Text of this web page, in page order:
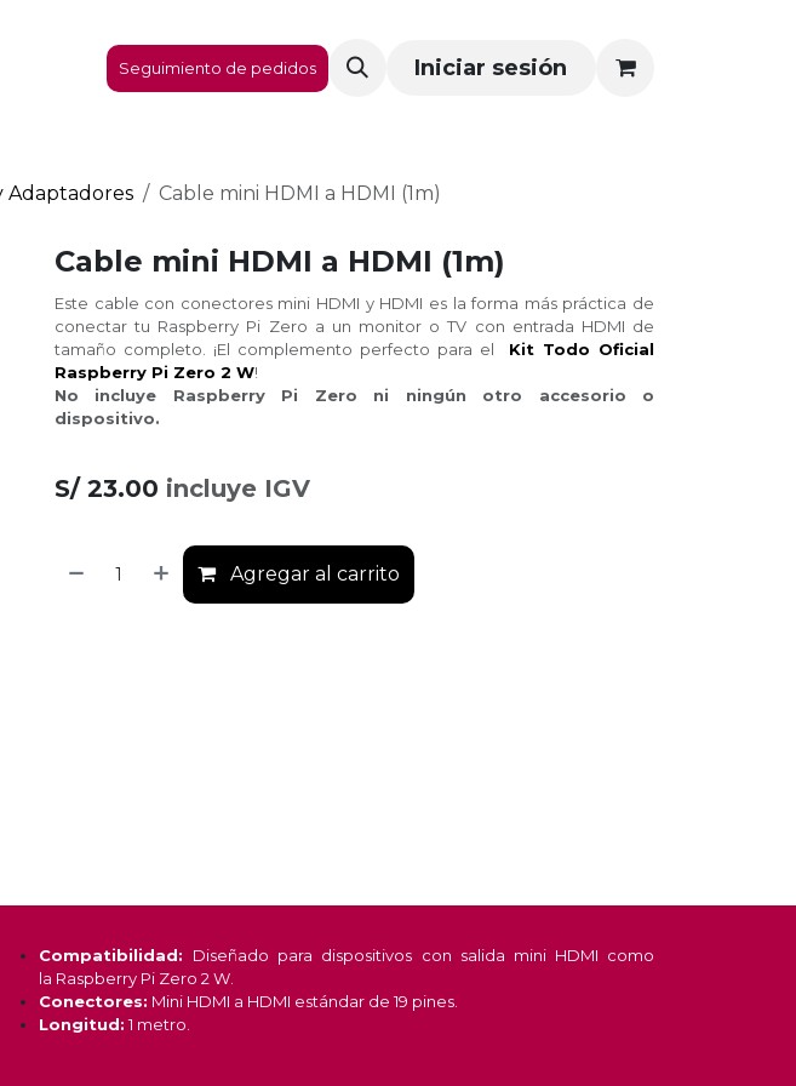
Seguimiento de pedidos Iniciar sesión
Adaptadores Cable mini HDMI a HDMI (1m)
Cable mini HDMI a HDMI (1m)
Este cable con conectores mini HDMI y HDMI es la forma más práctica de
conectar tu Raspberry Pi Zero a un monitor o TV con entrada HDMI de
tamaño completo. ¡El complemento perfecto para el Kit Todo Oficial
Raspberry Pi Zero 2 W!
No incluye Raspberry Pi Zero ni ningún otro accesorio o
dispositivo.
S/ 23.00 incluye IGV
Agregar al carrito
Compatibilidad: Diseñado para dispositivos con salida mini HDMI como
la Raspberry Pi Zero 2 W.
Conectores: Mini HDMI a HDMI estándar de 19 pines.
Longitud:1 metro.